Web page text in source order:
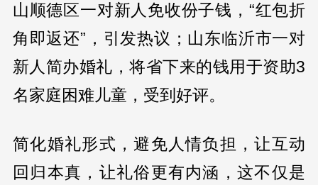
山顺德区一对新人免收份子钱，“红包折
角即返还”，引发热议；山东临沂市一对
新人简办婚礼，将省下来的钱用于资助3
名家庭困难儿童，受到好评。
简化婚礼形式，避免人情负担，让互动
回归本真，让礼俗更有内涵，这不仅是